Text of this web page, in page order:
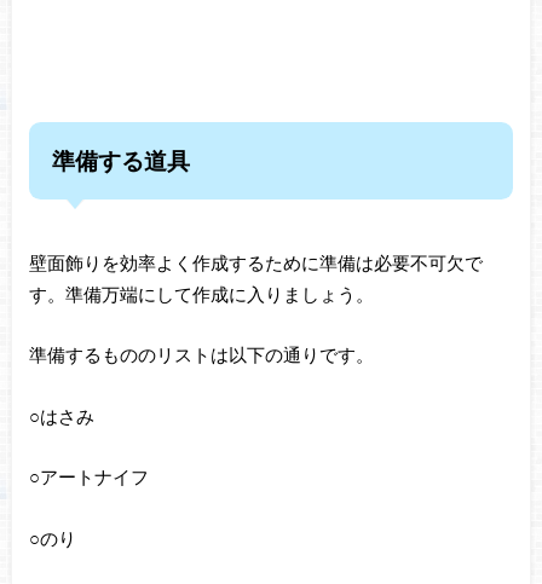
準備する道具
壁面飾りを効率よく作成するために準備は必要不可欠で
す。準備万端にして作成に入りましょう。
準備するもののリストは以下の通りです。
○はさみ
○アートナイフ
○のり